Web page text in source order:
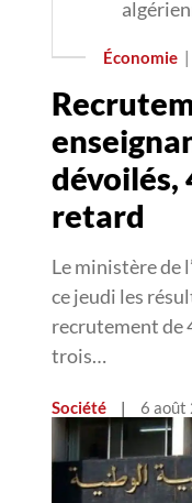
Économie |
dévoilés,
retard
Le ministère de
ce jeudi les
recrutement de
trois…
Société | 6 août